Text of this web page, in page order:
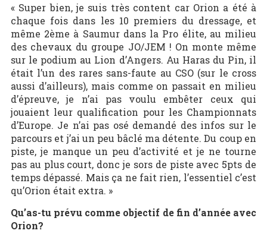
« Super bien, je suis très content car Orion a été à
chaque fois dans les 10 premiers du dressage, et
même 2ème à Saumur dans la Pro élite, au milieu
des chevaux du groupe JO/JEM ! On monte même
sur le podium au Lion d’Angers. Au Haras du Pin, il
était l’un des rares sans-faute au CSO (sur le cross
aussi d’ailleurs), mais comme on passait en milieu
d’épreuve, je n’ai pas voulu embêter ceux qui
jouaient leur qualification pour les Championnats
d’Europe. Je n’ai pas osé demandé des infos sur le
parcours et j’ai un peu bâclé ma détente. Du coup en
piste, je manque un peu d’activité et je ne tourne
pas au plus court, donc je sors de piste avec 5pts de
temps dépassé. Mais ça ne fait rien, l’essentiel c’est
qu’Orion était extra. »
Qu’as-tu prévu comme objectif de fin d’année avec
Orion?